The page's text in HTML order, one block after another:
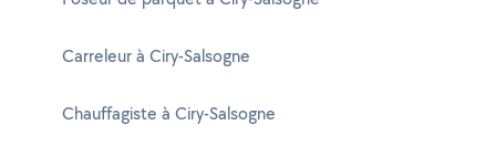
Carreleur à Ciry-Salsogne
Chauffagiste à Ciry-Salsogne